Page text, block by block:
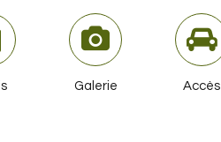
Galerie Accès